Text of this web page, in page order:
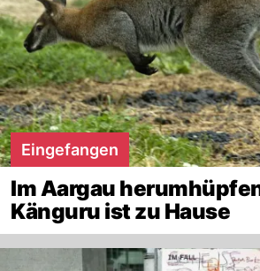
Eingefangen
Im Aargau
Känguru ist zu Hause